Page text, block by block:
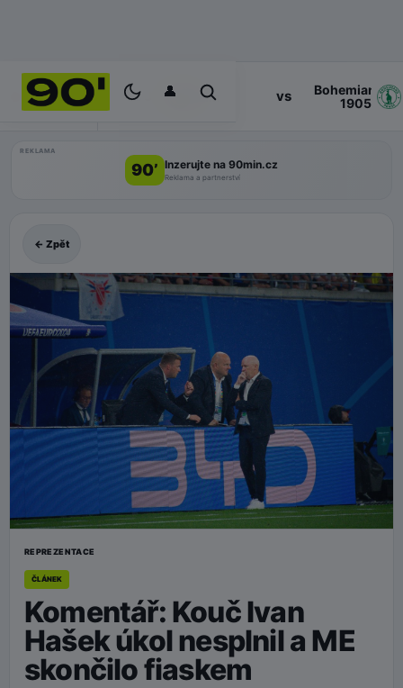
👤
PROGRAM 17:00 Zlin vs
Bohemians
1905
REKLAMA
90’ Inzerujte na 90min.cz
Reklama a partnerství
← Zpět
REPREZENTACE
ČLÁNEK
Komentář: Kouč Ivan
Hašek úkol nesplnil a ME
skončilo fiaskem